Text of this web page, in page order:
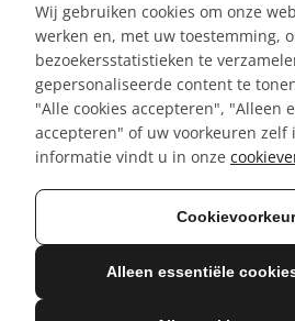
+31 (0) 36 5226807
KVK 32096182
BTW-ID NL001391737B50
IBAN NL42KNAB0257116370
BIC KNABNL2H
Gratis parkeergelegenheid
© 2026 Mediasaloon | Creatie &
Wij gebruiken cookies om onze
werken en, met uw toestemming,
bezoekersstatistieken te
gepersonaliseerde content te
"Alle cookies accepteren", "Alleen
accepteren" of uw voorkeuren zelf
informatie vindt u in onze
Alleen essentiële